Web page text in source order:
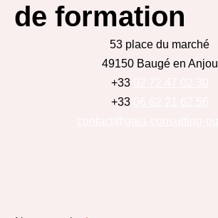
de formation
53 place du marché
49150 Baugé en Anjou
+33
+33